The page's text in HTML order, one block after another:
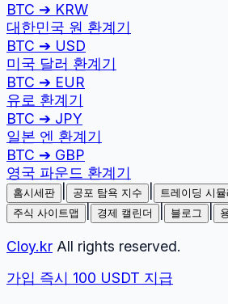
BTC ➔ KRW
대한민국 원 환계기
BTC ➔ USD
미국 달러 환계기
BTC ➔ EUR
유로 환계기
BTC ➔ JPY
일본 엔 환계기
BTC ➔ GBP
영국 파운드 환계기
홈시세판 공포 탐욕 지수 트레이딩 시뮬
주식 사이트맵 경제 캘린더 블로그
Cloy.kr All rights reserved.
가입 즉시 100 USDT 지급